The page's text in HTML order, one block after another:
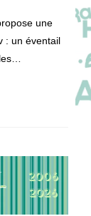
une
: un éventail